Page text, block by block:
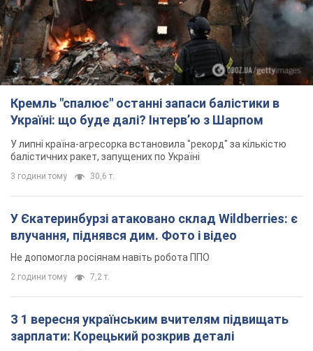
Кремль "спалює" останні запаси балістики в
Україні: що буде далі? Інтерв’ю з Шарпом
У липні країна-агресорка встановила "рекорд" за кількістю
балістичних ракет, запущених по Україні
3 години тому 30,6 т.
У Єкатеринбурзі атаковано склад Wildberries: є
влучання, піднявся дим. Фото і відео
Не допомогла росіянам навіть робота ППО
2 години тому 7,2 т.
З 1 вересня українським вчителям підвищать
зарплати: Корецький розкрив деталі